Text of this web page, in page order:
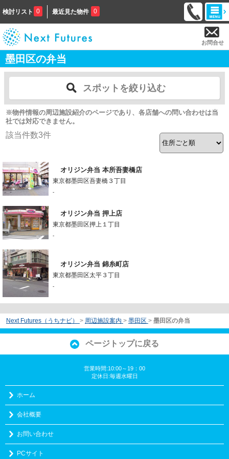
検討リスト 0 最近見た物件 0
お問合せ
墨田区の弁当
スポットを絞り込む
※物件情報の周辺施設紹介のページであり、各店舗への問い合わせは当
社では対応できません。
該当件数3件
オリジン弁当 本所吾妻橋店
東京都墨田区吾妻橋３丁目
-
オリジン弁当 押上店
東京都墨田区押上１丁目
-
オリジン弁当 錦糸町店
東京都墨田区太平３丁目
-
Next Futures（うちナビ） > 周辺施設案内 > 墨田区 > 墨田区の弁当
ページトップに戻る
営業時間:10:00～19：00
定休日:毎週水曜日
ホーム
会社概要
お問い合わせ
PCサイト